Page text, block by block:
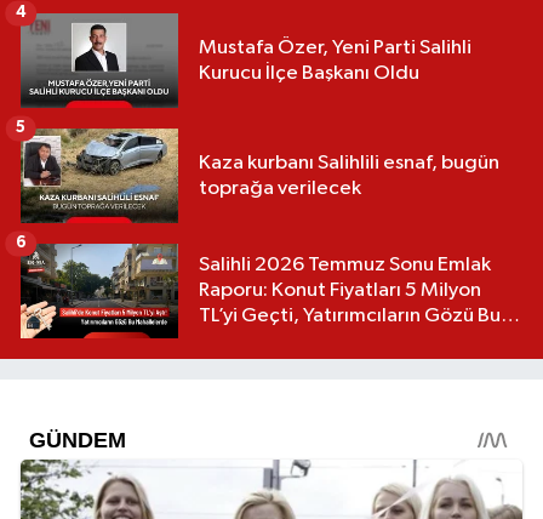
Mustafa Özer, Yeni Parti Salihli
Kurucu İlçe Başkanı Oldu
4
Kaza kurbanı Salihlili esnaf, bugün
toprağa verilecek
5
Salihli 2026 Temmuz Sonu Emlak
Raporu: Konut Fiyatları 5 Milyon
TL’yi Geçti, Yatırımcıların Gözü Bu
6